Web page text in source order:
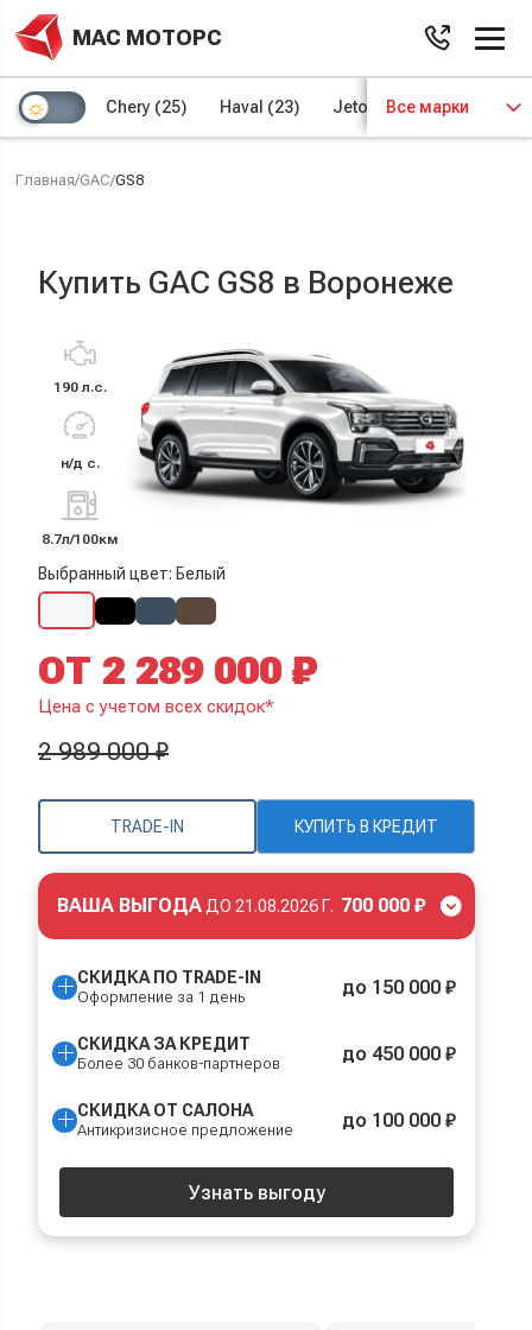
МАС МОТОРС
Chery (25) Haval (23) Jetour (8) Kaiyi (4)
Все марки
Главная/GAC/GS8
Купить GAC GS8 в Воронеже
190 л.с.
н/д с.
8.7л/100км
Выбранный цвет: Белый
TRADE-IN КУПИТЬ В КРЕДИТ
ОТ 2 289 000 ₽
Цена с учетом всех скидок*
2 989 000 ₽
ВАША ВЫГОДА ДО 21.08.2026 Г. 700 000 ₽
СКИДКА ПО TRADE-IN
Оформление за 1 день до 150 000 ₽
СКИДКА ЗА КРЕДИТ
Более 30 банков-партнеров до 450 000 ₽
СКИДКА ОТ САЛОНА
Антикризисное предложение до 100 000 ₽
Узнать выгоду